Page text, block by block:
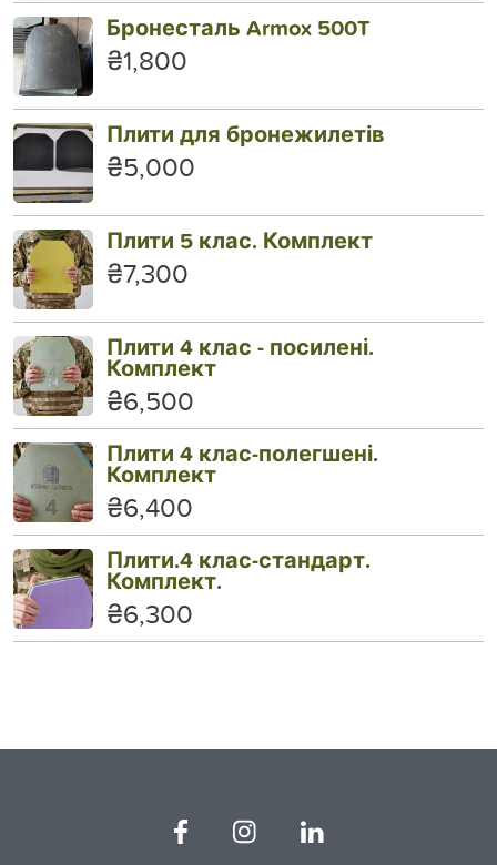
Бронесталь Armox 500T
₴1,800
Плити для бронежилетів
₴5,000
Плити 5 клас. Комплект
₴7,300
Плити 4 клас - посилені.
Комплект
₴6,500
Плити 4 клас-полегшені.
Комплект
₴6,400
Плити.4 клас-стандарт.
Комплект.
₴6,300